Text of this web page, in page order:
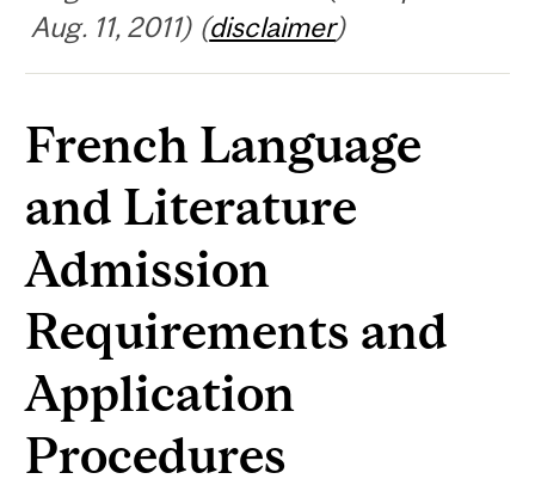
Aug. 11, 2011) (disclaimer)
French Language
and Literature
Admission
Requirements and
Application
Procedures